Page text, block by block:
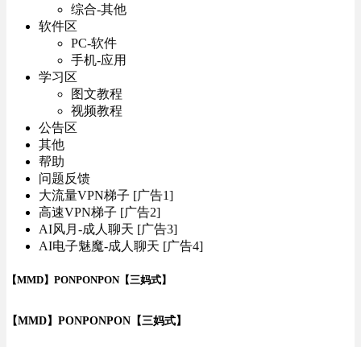
综合-其他
软件区
PC-软件
手机-应用
学习区
图文教程
视频教程
公告区
其他
帮助
问题反馈
大流量VPN梯子 [广告1]
高速VPN梯子 [广告2]
AI风月-成人聊天 [广告3]
AI电子魅魔-成人聊天 [广告4]
【MMD】PONPONPON【三妈式】
【MMD】PONPONPON【三妈式】